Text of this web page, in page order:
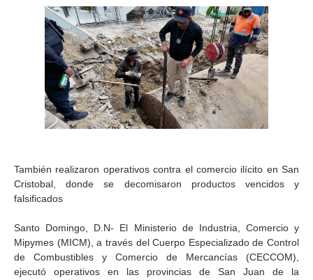
También realizaron operativos contra el comercio ilícito en San
Cristobal, donde se decomisaron productos vencidos y
falsificados
Santo Domingo, D.N- El Ministerio de Industria, Comercio y
Mipymes (MICM), a través del Cuerpo Especializado de Control
de Combustibles y Comercio de Mercancías (CECCOM),
ejecutó operativos en las provincias de San Juan de la